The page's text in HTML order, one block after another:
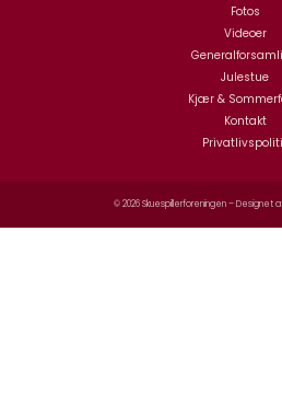
Fotos
Videoer
Julestue
Kjær &
Kontakt
© 2026 Skuespillerforeningen – Designet